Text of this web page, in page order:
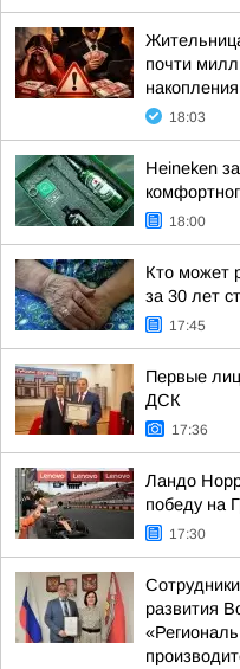
почти
накопления
18:03
Heineken
18:00
Кто может
за 30 лет
17:45
Первые
ДСК
17:36
Ландо
победу на
17:30
развития